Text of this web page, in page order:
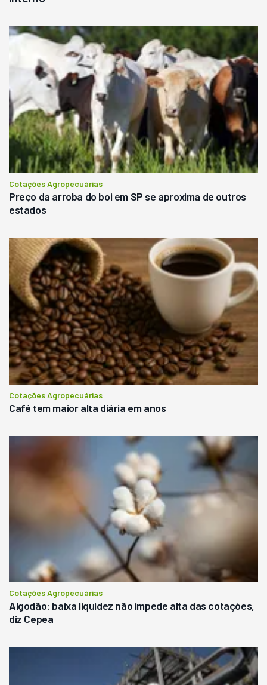
Cotações Agropecuárias
Preço da arroba do boi em SP se aproxima de outros
estados
Cotações Agropecuárias
Café tem maior alta diária em anos
Cotações Agropecuárias
Algodão: baixa liquidez não impede alta das cotações,
diz Cepea